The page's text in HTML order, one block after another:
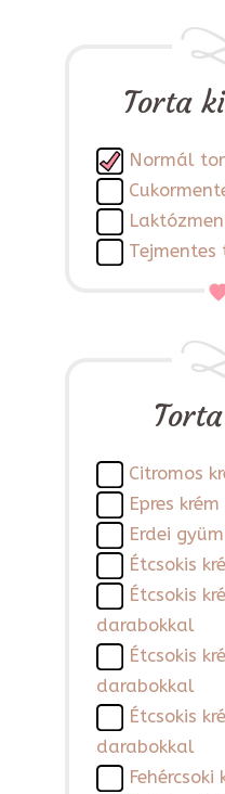
Torta
Normál
Tejmentes
Citromos
Epres krém
Erdei
Étcsokis
Étcsokis
darabokkal
Étcsokis
darabokkal
Étcsokis
darabokkal
Fehércsoki